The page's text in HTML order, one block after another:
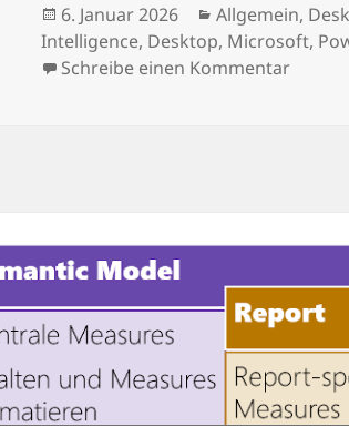
Veröffentlicht
am
6. Januar 2026 Kategorien
Allgemein,
Intelligence, Desktop, Microsoft,
Schreibe einen Kommentarzu